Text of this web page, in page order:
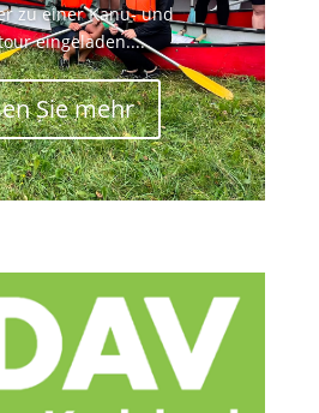
zu einer Kanu- und
eingeladen....
Sie mehr